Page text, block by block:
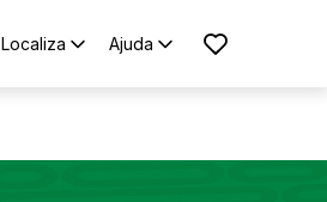
Localiza Ajuda